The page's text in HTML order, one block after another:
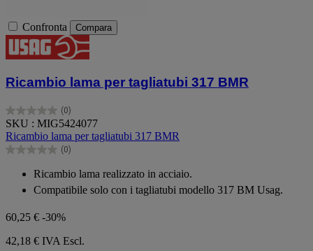
Confronta Compara
Ricambio lama per tagliatubi 317 BMR
(0)
0.0
su
5
stelle.
SKU : MIG5424077
Ricambio lama per tagliatubi 317 BMR
(0)
0.0
stelle.
Ricambio lama realizzato in acciaio.
Compatibile solo con i tagliatubi modello 317 BM Usag.
60,25 € -30%
42,18 € IVA Escl.